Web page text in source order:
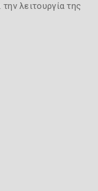
λειτουργία της